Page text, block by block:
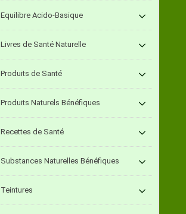
Equilibre Acido-Basique
Livres de Santé Naturelle
Produits de Santé
Produits Naturels Bénéfiques
Recettes de Santé
Substances Naturelles Bénéfiques
Teintures